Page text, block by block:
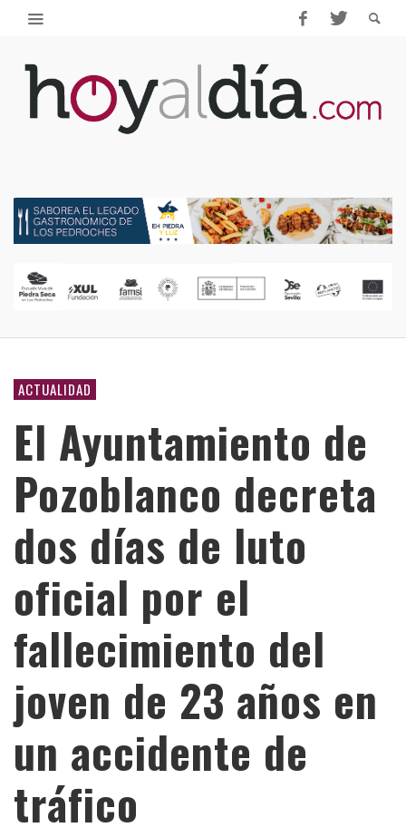
ACTUALIDAD
El Ayuntamiento de
Pozoblanco decreta
dos días de luto
oficial por el
fallecimiento del
joven de 23 años en
un accidente de
tráfico